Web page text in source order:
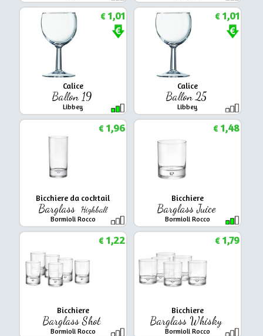
Calice
Ballon 19
Libbey
€1,01
Calice
Ballon 25
Libbey
€1,01
Bicchiere da cocktail
Barglass Highball
Bormioli Rocco
€1,96
Bicchiere
Barglass Juice
Bormioli Rocco
€1,48
Bicchiere
Barglass Shot
Bormioli Rocco
€1,22
Bicchiere
Barglass Whisky
Bormioli Rocco
€1,79